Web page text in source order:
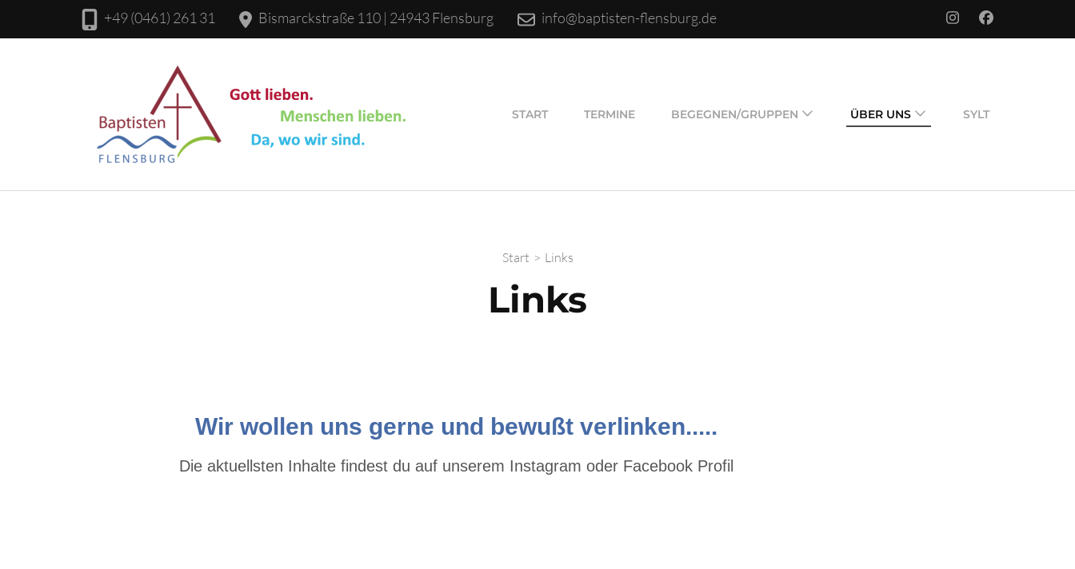
+49 (0461) 261 31 Bismarckstraße 110 | 24943 Flensburg info@baptisten-flensburg.de
START TERMINE BEGEGNEN/GRUPPEN ÜBER UNS SYLT
Start > Links
Links
Wir wollen uns gerne und bewußt verlinken.....
Die aktuellsten Inhalte findest du auf unserem Instagram oder Facebook Profil